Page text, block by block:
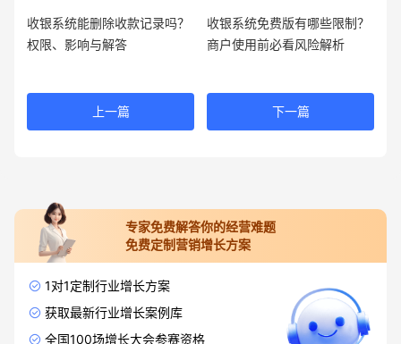
收银系统能删除收款记录吗？
权限、影响与解答
上一篇
收银系统免费版有哪些限制？
商户使用前必看风险解析
下一篇
专家免费解答你的经营难题
免费定制营销增长方案
1对1定制行业增长方案
获取最新行业增长案例库
全国100场增长大会参赛资格